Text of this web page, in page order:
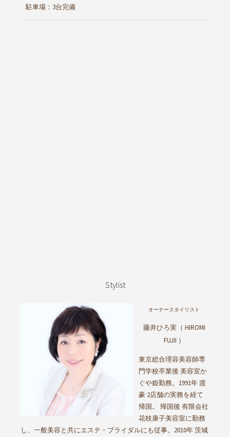
駐車場：3台完備
Stylist
オーナースタイリスト
藤井ひろ実（ HIROMI
FUJII ）
東京総合理容美容師専
門学校卒業後 美容室か
ぐや姫勤務。1991年 渡
豪 2店舗の実務を経て
帰国。 帰国後 有限会社
花枝康子美容室に勤務
し、一般美容と共にエステ・ブライダルにも従事。2010年 茨城